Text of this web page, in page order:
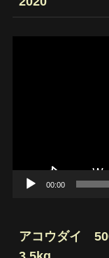
00:00
アコウダイ